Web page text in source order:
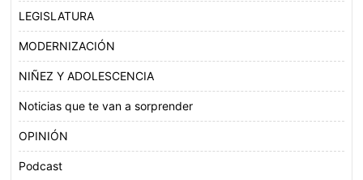
LEGISLATURA
MODERNIZACIÓN
NIÑEZ Y ADOLESCENCIA
Noticias que te van a sorprender
OPINIÓN
Podcast